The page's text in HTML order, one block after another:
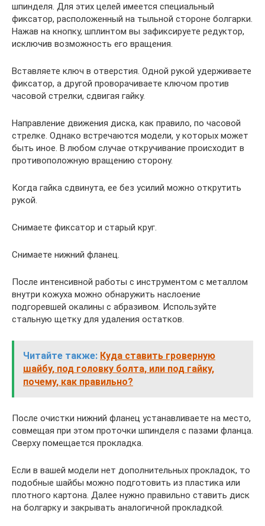
шпинделя. Для этих целей имеется специальный
фиксатор, расположенный на тыльной стороне болгарки.
Нажав на кнопку, шплинтом вы зафиксируете редуктор,
исключив возможность его вращения.
Вставляете ключ в отверстия. Одной рукой удерживаете
фиксатор, а другой проворачиваете ключом против
часовой стрелки, сдвигая гайку.
Направление движения диска, как правило, по часовой
стрелке. Однако встречаются модели, у которых может
быть иное. В любом случае откручивание происходит в
противоположную вращению сторону.
Когда гайка сдвинута, ее без усилий можно открутить
рукой.
Снимаете фиксатор и старый круг.
Снимаете нижний фланец.
После интенсивной работы с инструментом с металлом
внутри кожуха можно обнаружить наслоение
подгоревшей окалины с абразивом. Используйте
стальную щетку для удаления остатков.
Читайте также: Куда ставить гроверную
шайбу, под головку болта, или под гайку,
почему, как правильно?
После очистки нижний фланец устанавливаете на место,
совмещая при этом проточки шпинделя с пазами фланца.
Сверху помещается прокладка.
Если в вашей модели нет дополнительных прокладок, то
подобные шайбы можно подготовить из пластика или
плотного картона. Далее нужно правильно ставить диск
на болгарку и закрывать аналогичной прокладкой.